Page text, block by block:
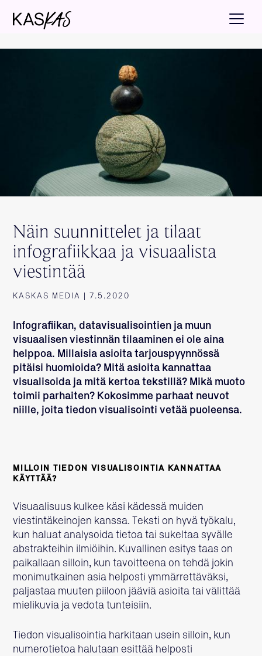
Näin suunnittelet ja tilaat
infografiikkaa ja visuaalista
viestintää
KASKAS MEDIA | 7.5.2020
Infografiikan, datavisualisointien ja muun
visuaalisen viestinnän tilaaminen ei ole aina
helppoa. Millaisia asioita tarjouspyynnössä
pitäisi huomioida? Mitä asioita kannattaa
visualisoida ja mitä kertoa tekstillä? Mikä muoto
toimii parhaiten? Kokosimme parhaat neuvot
niille, joita tiedon visualisointi vetää puoleensa.
MILLOIN TIEDON VISUALISOINTIA KANNATTAA
KÄYTTÄÄ?
Visuaalisuus kulkee käsi kädessä muiden
viestintäkeinojen kanssa. Teksti on hyvä työkalu,
kun haluat analysoida tietoa tai sukeltaa syvälle
abstrakteihin ilmiöihin. Kuvallinen esitys taas on
paikallaan silloin, kun tavoitteena on tehdä jokin
monimutkainen asia helposti ymmärrettäväksi,
paljastaa muuten piiloon jääviä asioita tai välittää
mielikuvia ja vedota tunteisiin.
Tiedon visualisointia harkitaan usein silloin, kun
numerotietoa halutaan esittää helposti